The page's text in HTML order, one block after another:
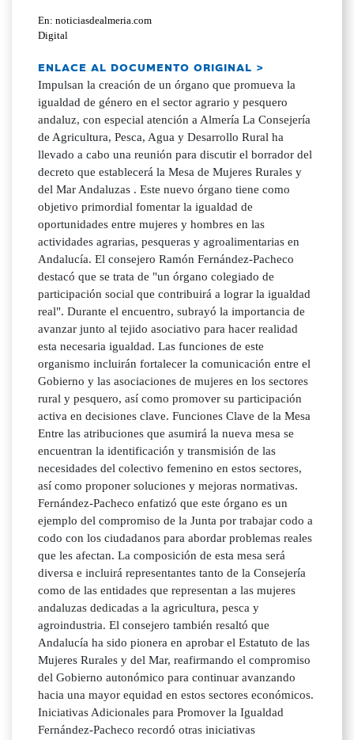
En: noticiasdealmeria.com
Digital
ENLACE AL DOCUMENTO ORIGINAL >
Impulsan la creación de un órgano que promueva la
igualdad de género en el sector agrario y pesquero
andaluz, con especial atención a Almería La Consejería
de Agricultura, Pesca, Agua y Desarrollo Rural ha
llevado a cabo una reunión para discutir el borrador del
decreto que establecerá la Mesa de Mujeres Rurales y
del Mar Andaluzas . Este nuevo órgano tiene como
objetivo primordial fomentar la igualdad de
oportunidades entre mujeres y hombres en las
actividades agrarias, pesqueras y agroalimentarias en
Andalucía. El consejero Ramón Fernández-Pacheco
destacó que se trata de "un órgano colegiado de
participación social que contribuirá a lograr la igualdad
real". Durante el encuentro, subrayó la importancia de
avanzar junto al tejido asociativo para hacer realidad
esta necesaria igualdad. Las funciones de este
organismo incluirán fortalecer la comunicación entre el
Gobierno y las asociaciones de mujeres en los sectores
rural y pesquero, así como promover su participación
activa en decisiones clave. Funciones Clave de la Mesa
Entre las atribuciones que asumirá la nueva mesa se
encuentran la identificación y transmisión de las
necesidades del colectivo femenino en estos sectores,
así como proponer soluciones y mejoras normativas.
Fernández-Pacheco enfatizó que este órgano es un
ejemplo del compromiso de la Junta por trabajar codo a
codo con los ciudadanos para abordar problemas reales
que les afectan. La composición de esta mesa será
diversa e incluirá representantes tanto de la Consejería
como de las entidades que representan a las mujeres
andaluzas dedicadas a la agricultura, pesca y
agroindustria. El consejero también resaltó que
Andalucía ha sido pionera en aprobar el Estatuto de las
Mujeres Rurales y del Mar, reafirmando el compromiso
del Gobierno autonómico para continuar avanzando
hacia una mayor equidad en estos sectores económicos.
Iniciativas Adicionales para Promover la Igualdad
Fernández-Pacheco recordó otras iniciativas